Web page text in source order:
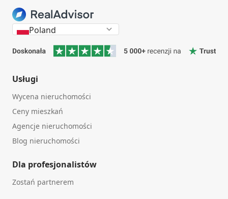
Poland
Usługi
Wycena nieruchomości
Ceny mieszkań
Agencje nieruchomości
Blog nieruchomości
Dla profesjonalistów
Zostań partnerem